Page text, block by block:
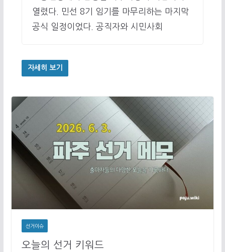
열렸다. 민선 8기 임기를 마무리하는 마지막
공식 일정이었다. 공직자와 시민사회
자세히 보기
선거이슈
오늘의 선거 키워드